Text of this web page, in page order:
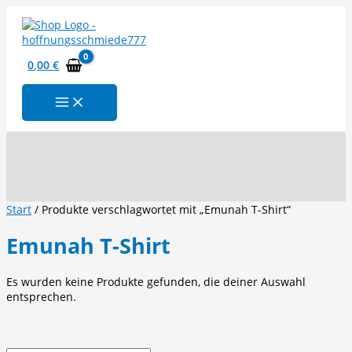
Inhalt
springen
0,00€
Start / Produkte verschlagwortet mit „Emunah T-Shirt“
Emunah T-Shirt
Es wurden keine Produkte gefunden, die deiner Auswahl
entsprechen.